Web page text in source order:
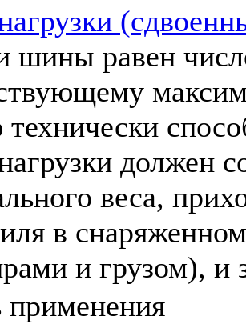
шины равен
технически
должен
веса,
в
и грузом), и
применения